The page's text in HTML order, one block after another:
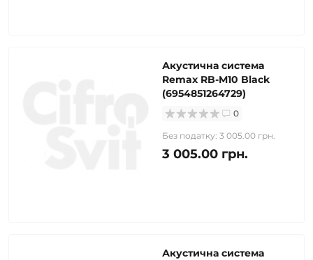
Акустична система
Remax RB-M10 Black
(6954851264729)
0
Без податку: 3 005.00 грн.
3 005.00 грн.
Акустична система